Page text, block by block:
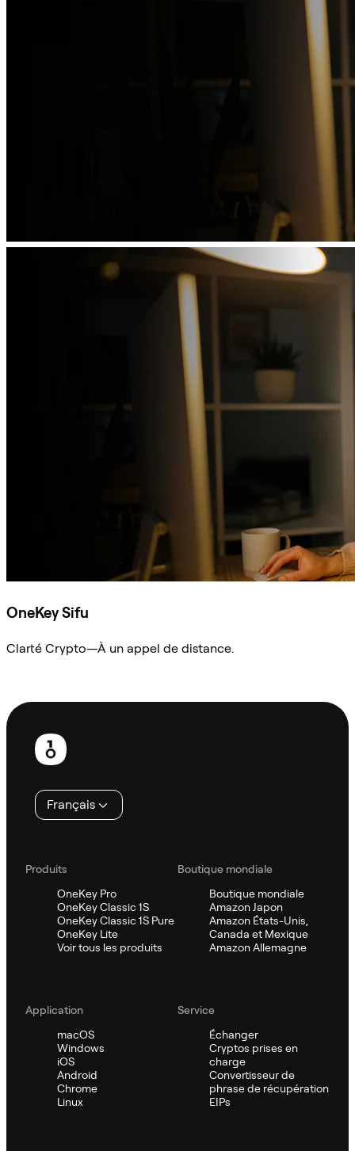
OneKey Sifu
Clarté Crypto—À un appel de distance.
Pied
page
Français
Produits
OneKey Pro
OneKey Classic 1S
OneKey Classic 1S Pure
OneKey Lite
Voir tous les produits
Boutique mondiale
Boutique mondiale
Amazon Japon
Amazon États-Unis,
Canada et Mexique
Amazon Allemagne
Application
macOS
Windows
iOS
Android
Chrome
Linux
Service
Échanger
Cryptos prises en
charge
Convertisseur de
phrase de récupération
EIPs